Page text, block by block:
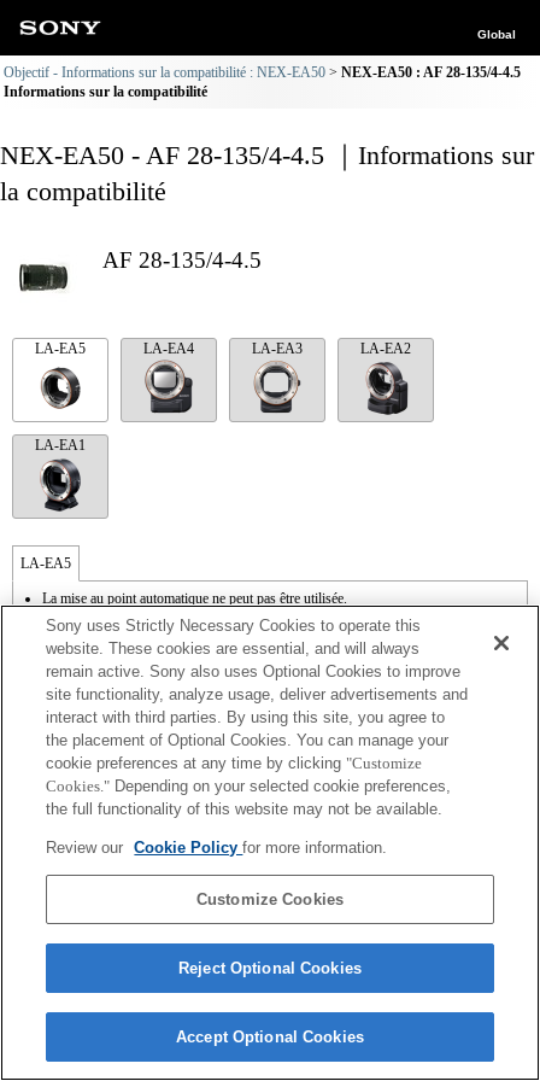
Global
Objectif - Informations sur la compatibilité : NEX-EA50
NEX-EA50 : AF 28-135/4-4.5
Informations sur la compatibilité
NEX-EA50 - AF 28-135/4-4.5 ｜Informations sur
la compatibilité
AF 28-135/4-4.5
LA-EA5 LA-EA4 LA-EA3 LA-EA2
LA-EA1
LA-EA5
La mise au point automatique ne peut pas être utilisée.
Disponible avec une bague d'adaptation d'objectif.
Le mode SteadyShot n'est pas pris en charge.
Les bruits émis par l'objectif, notamment lorsqu'il effectue un zoom ou une mise au
point, sont susceptibles d'être enregistrés lors d'un enregistrement vidéo.
Modifier le diaphragme pendant l'enregistrement peut générer du bruit ou rendre
l'écran plus lumineux pendant l'utilisation.
Contact Us
Copyright 2026 Sony Corporation
Sony uses Strictly Necessary Cookies to operate this
website. These cookies are essential, and will always
remain active. Sony also uses Optional Cookies to improve
site functionality, analyze usage, deliver advertisements and
interact with third parties. By using this site, you agree to
the placement of Optional Cookies. You can manage your
cookie preferences at any time by clicking "Customize
Cookies." Depending on your selected cookie preferences,
the full functionality of this website may not be available.
Review our Cookie Policyfor more information.
Customize Cookies
Reject Optional Cookies
Accept Optional Cookies